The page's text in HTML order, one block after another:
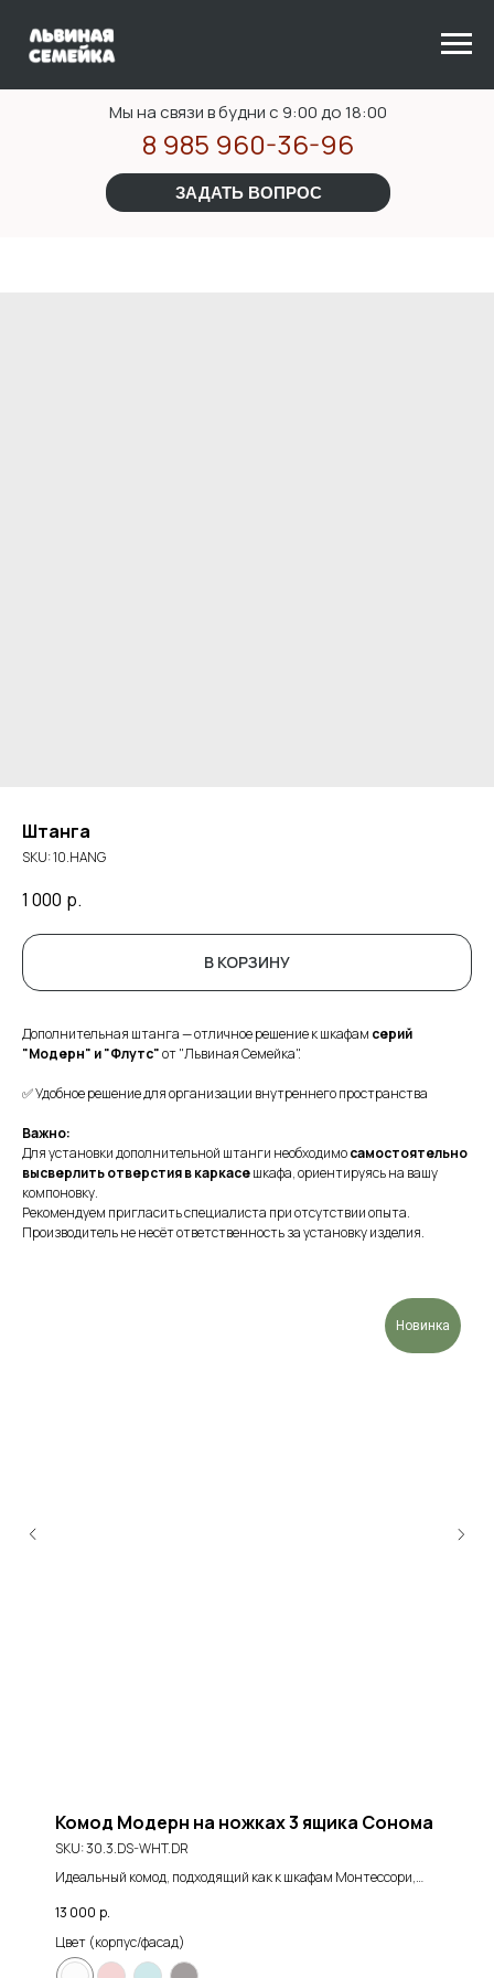
ЗАДАТЬ ВОПРОС
Мы на связи в будни с 9:00 до 18:00
8 985 960-36-96
Штанга
SKU:10.HANG
1 000 р.
В КОРЗИНУ
Дополнительная штанга — отличное решение к шкафам серий
"Модерн" и "Флутс"от "Львиная Семейка".
✅ Удобное решение для организации внутреннего пространства
Важно:
Для установки дополнительной штанги необходимосамостоятельно
высверлить отверстия в каркасешкафа, ориентируясь на вашу
компоновку.
Рекомендуем пригласить специалиста при отсутствии опыта.
Производитель не несёт ответственность за установку изделия.
Новинка
Комод Модерн на ножках 3 ящика Сонома
SKU:30.3.DS-WHT.DR
Идеальный комод, подходящий как к шкафам Монтессори,
Новые расцветки
13 000 р.
Цвет (корпус/фасад)